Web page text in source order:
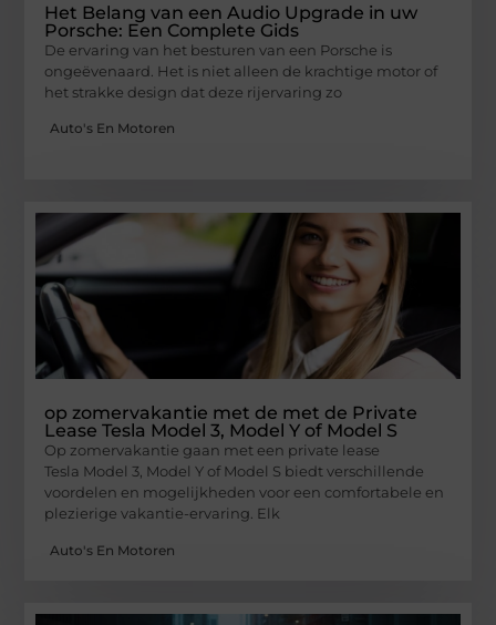
Het Belang van een Audio Upgrade in uw
Porsche: Een Complete Gids
De ervaring van het besturen van een Porsche is
ongeëvenaard. Het is niet alleen de krachtige motor of
het strakke design dat deze rijervaring zo
Auto's En Motoren
op zomervakantie met de met de Private
Lease Tesla Model 3, Model Y of Model S
Op zomervakantie gaan met een private lease
Tesla Model 3, Model Y of Model S biedt verschillende
voordelen en mogelijkheden voor een comfortabele en
plezierige vakantie-ervaring. Elk
Auto's En Motoren